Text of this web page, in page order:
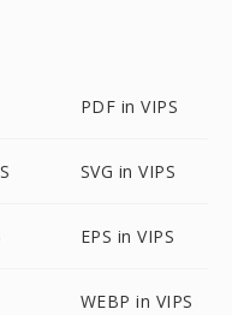
PDF in VIPS
SVG in VIPS
EPS in VIPS
WEBP in VIPS